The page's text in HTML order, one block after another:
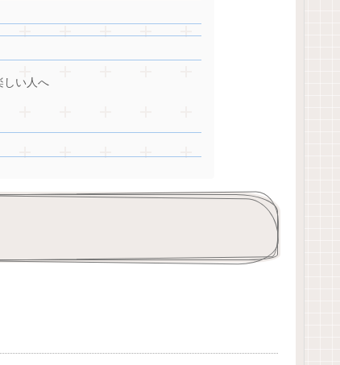
しい人へ